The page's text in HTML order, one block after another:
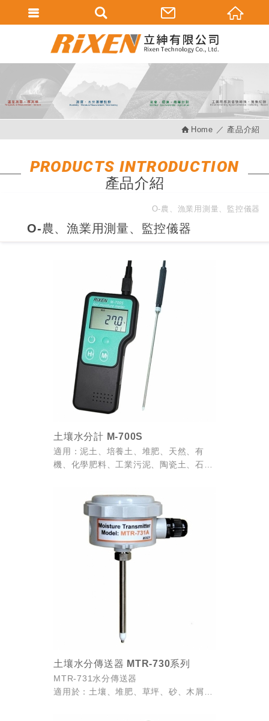
Home 產品介紹
PRODUCTS INTRODUCTION
產品介紹
O-農、漁業用測量、監控儀器
O-農、漁業用測量、監控儀器
土壤水分計 M-700S
適用：泥土、培養土、堆肥、天然、有
機、化學肥料、工業污泥、陶瓷土、石
土壤水分傳送器 MTR-730系列
MTR-731水分傳送器
適用於：土壤、堆肥、草坪、砂、木屑、
會員登入
加入會員
忘記密碼
訂單查詢
個人資料修改
會員登出
填寫匯款通知